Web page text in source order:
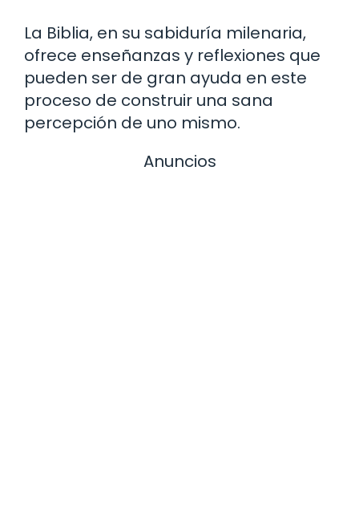
La Biblia, en su sabiduría milenaria,
ofrece enseñanzas y reflexiones que
pueden ser de gran ayuda en este
proceso de construir una sana
percepción de uno mismo.
Anuncios